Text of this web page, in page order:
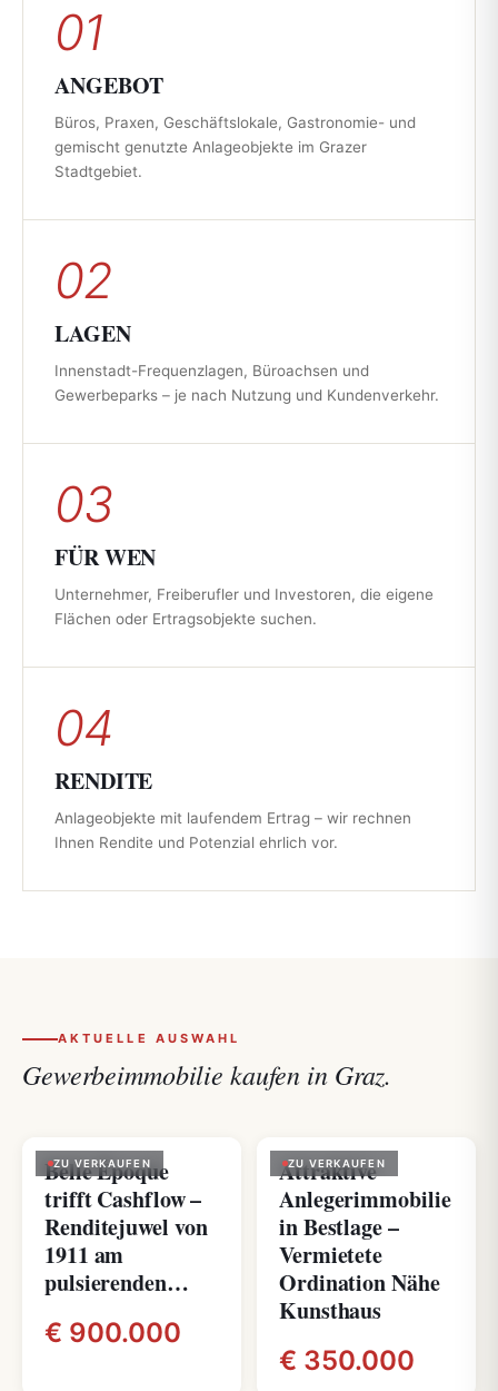
01
ANGEBOT
Büros, Praxen, Geschäftslokale, Gastronomie- und
gemischt genutzte Anlageobjekte im Grazer
Stadtgebiet.
02
LAGEN
Innenstadt-Frequenzlagen, Büroachsen und
Gewerbeparks – je nach Nutzung und Kundenverkehr.
03
FÜR WEN
Unternehmer, Freiberufler und Investoren, die eigene
Flächen oder Ertragsobjekte suchen.
04
RENDITE
Anlageobjekte mit laufendem Ertrag – wir rechnen
Ihnen Rendite und Potenzial ehrlich vor.
AKTUELLE AUSWAHL
Gewerbeimmobilie kaufen in Graz.
ZU VERKAUFEN
Belle Époque
trifft Cashflow –
Renditejuwel von
1911 am
pulsierenden…
€ 900.000
ZU VERKAUFEN
Attraktive
Anlegerimmobilie
in Bestlage –
Vermietete
Ordination Nähe
Kunsthaus
€ 350.000